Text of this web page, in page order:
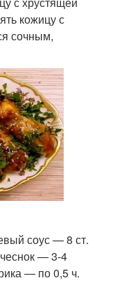
кожицу с
сочным,
соус — 8 ст.
— 3-4
— по 0,5 ч.